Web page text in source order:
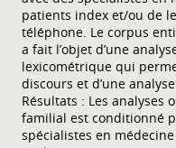
patients index et/ou de
téléphone. Le corpus
a fait l’objet d’une
lexicométrique qui
discours et d’une
Résultats : Les analyses
familial est conditionné
spécialistes en